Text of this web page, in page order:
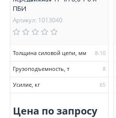
ПБИ
Артикул: 1013040
Толщина силовой цепи, мм 8-10
Грузоподъемность, т 8
Усилие, кг 65
Цена по запросу